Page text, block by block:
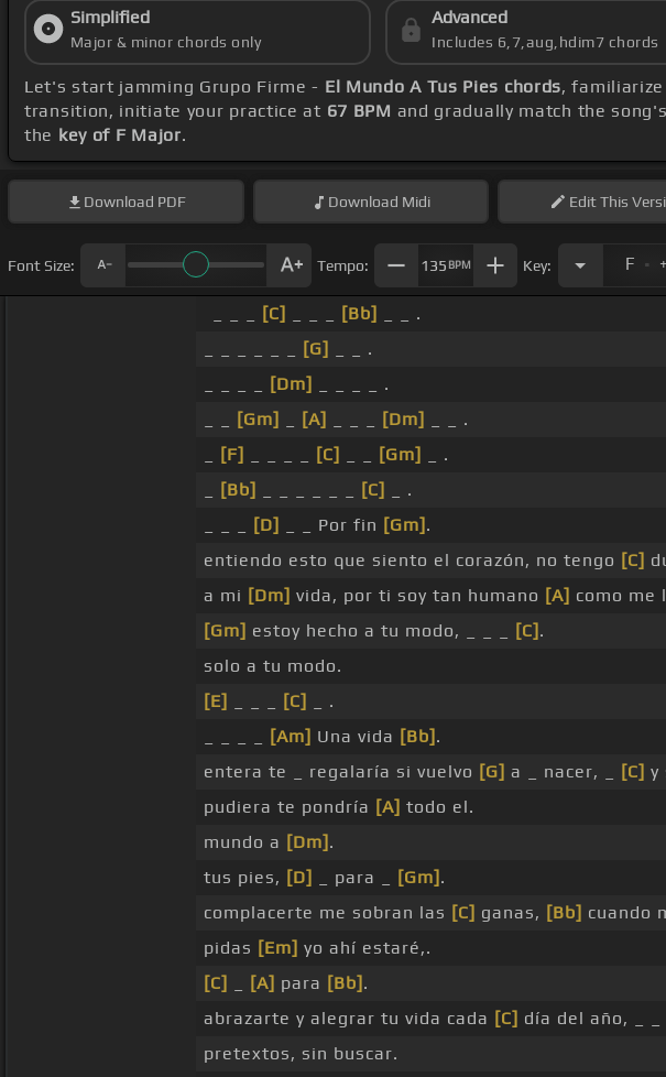
Simplified
Major & minor chords only
Advanced
Includes 6,7,aug,hdim7 chords
Let's start jamming Grupo Firme - El Mundo A Tus Pies chords,
transition, initiate your practice at 67 BPM and gradually match the
the key of F Major.
Download PDF Download Midi EditThis
Font Size: Tempo: 135 BPM Key: F .
[C] [Bb]
_ _ .
[G]
_ _ .
[Dm]
_ _ _ _ .
[Gm] [A] [Dm]
_ _ .
[F] [C] [Gm]
_ .
[Bb] [C]
_ .
[D] _ _ Por fin [Gm] .
entiendo esto que siento el corazón, no tengo [C]
a mi [Dm] vida, por ti soy tan humano [A] como me
[Gm] estoy hecho a tu modo, _ _ _ [C] .
solo a tu modo.
[E]
[C]
_ .
[Am] Una vida [Bb] .
entera te _ regalaría si vuelvo [G] a _ nacer, _ [C] y
pudiera te pondría [A] todo el.
mundo a [Dm] .
tus pies, [D] _ para _ [Gm] .
complacerte me sobran las [C] ganas, [Bb] cuando
pidas [Em] yo ahí estaré,.
[C]
[A] para [Bb] .
abrazarte y alegrar tu vida cada [C] día del año, _ _
pretextos, sin buscar.